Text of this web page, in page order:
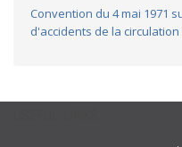
Convention du 4 mai 1971
d'accidents de la